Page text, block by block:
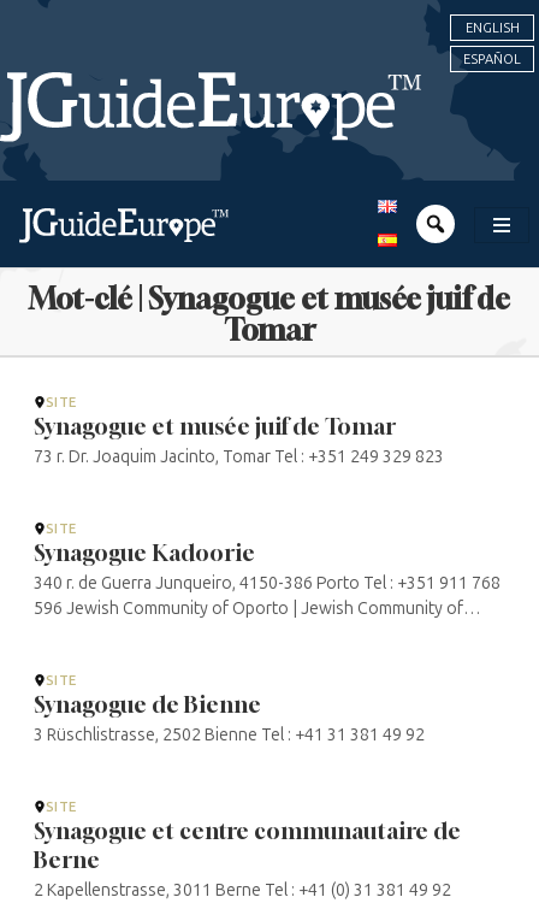
ENGLISH
ESPAÑOL
Mot-clé | Synagogue et musée juif de
Tomar
SITE
Synagogue et musée juif de Tomar
73 r. Dr. Joaquim Jacinto, Tomar Tel : +351 249 329 823
SITE
Synagogue Kadoorie
340 r. de Guerra Junqueiro, 4150-386 Porto Tel : +351 911 768
596 Jewish Community of Oporto | Jewish Community of
SITE
Synagogue de Bienne
3 Rüschlistrasse, 2502 Bienne Tel : +41 31 381 49 92
SITE
Synagogue et centre communautaire de
Berne
2 Kapellenstrasse, 3011 Berne Tel : +41 (0) 31 381 49 92